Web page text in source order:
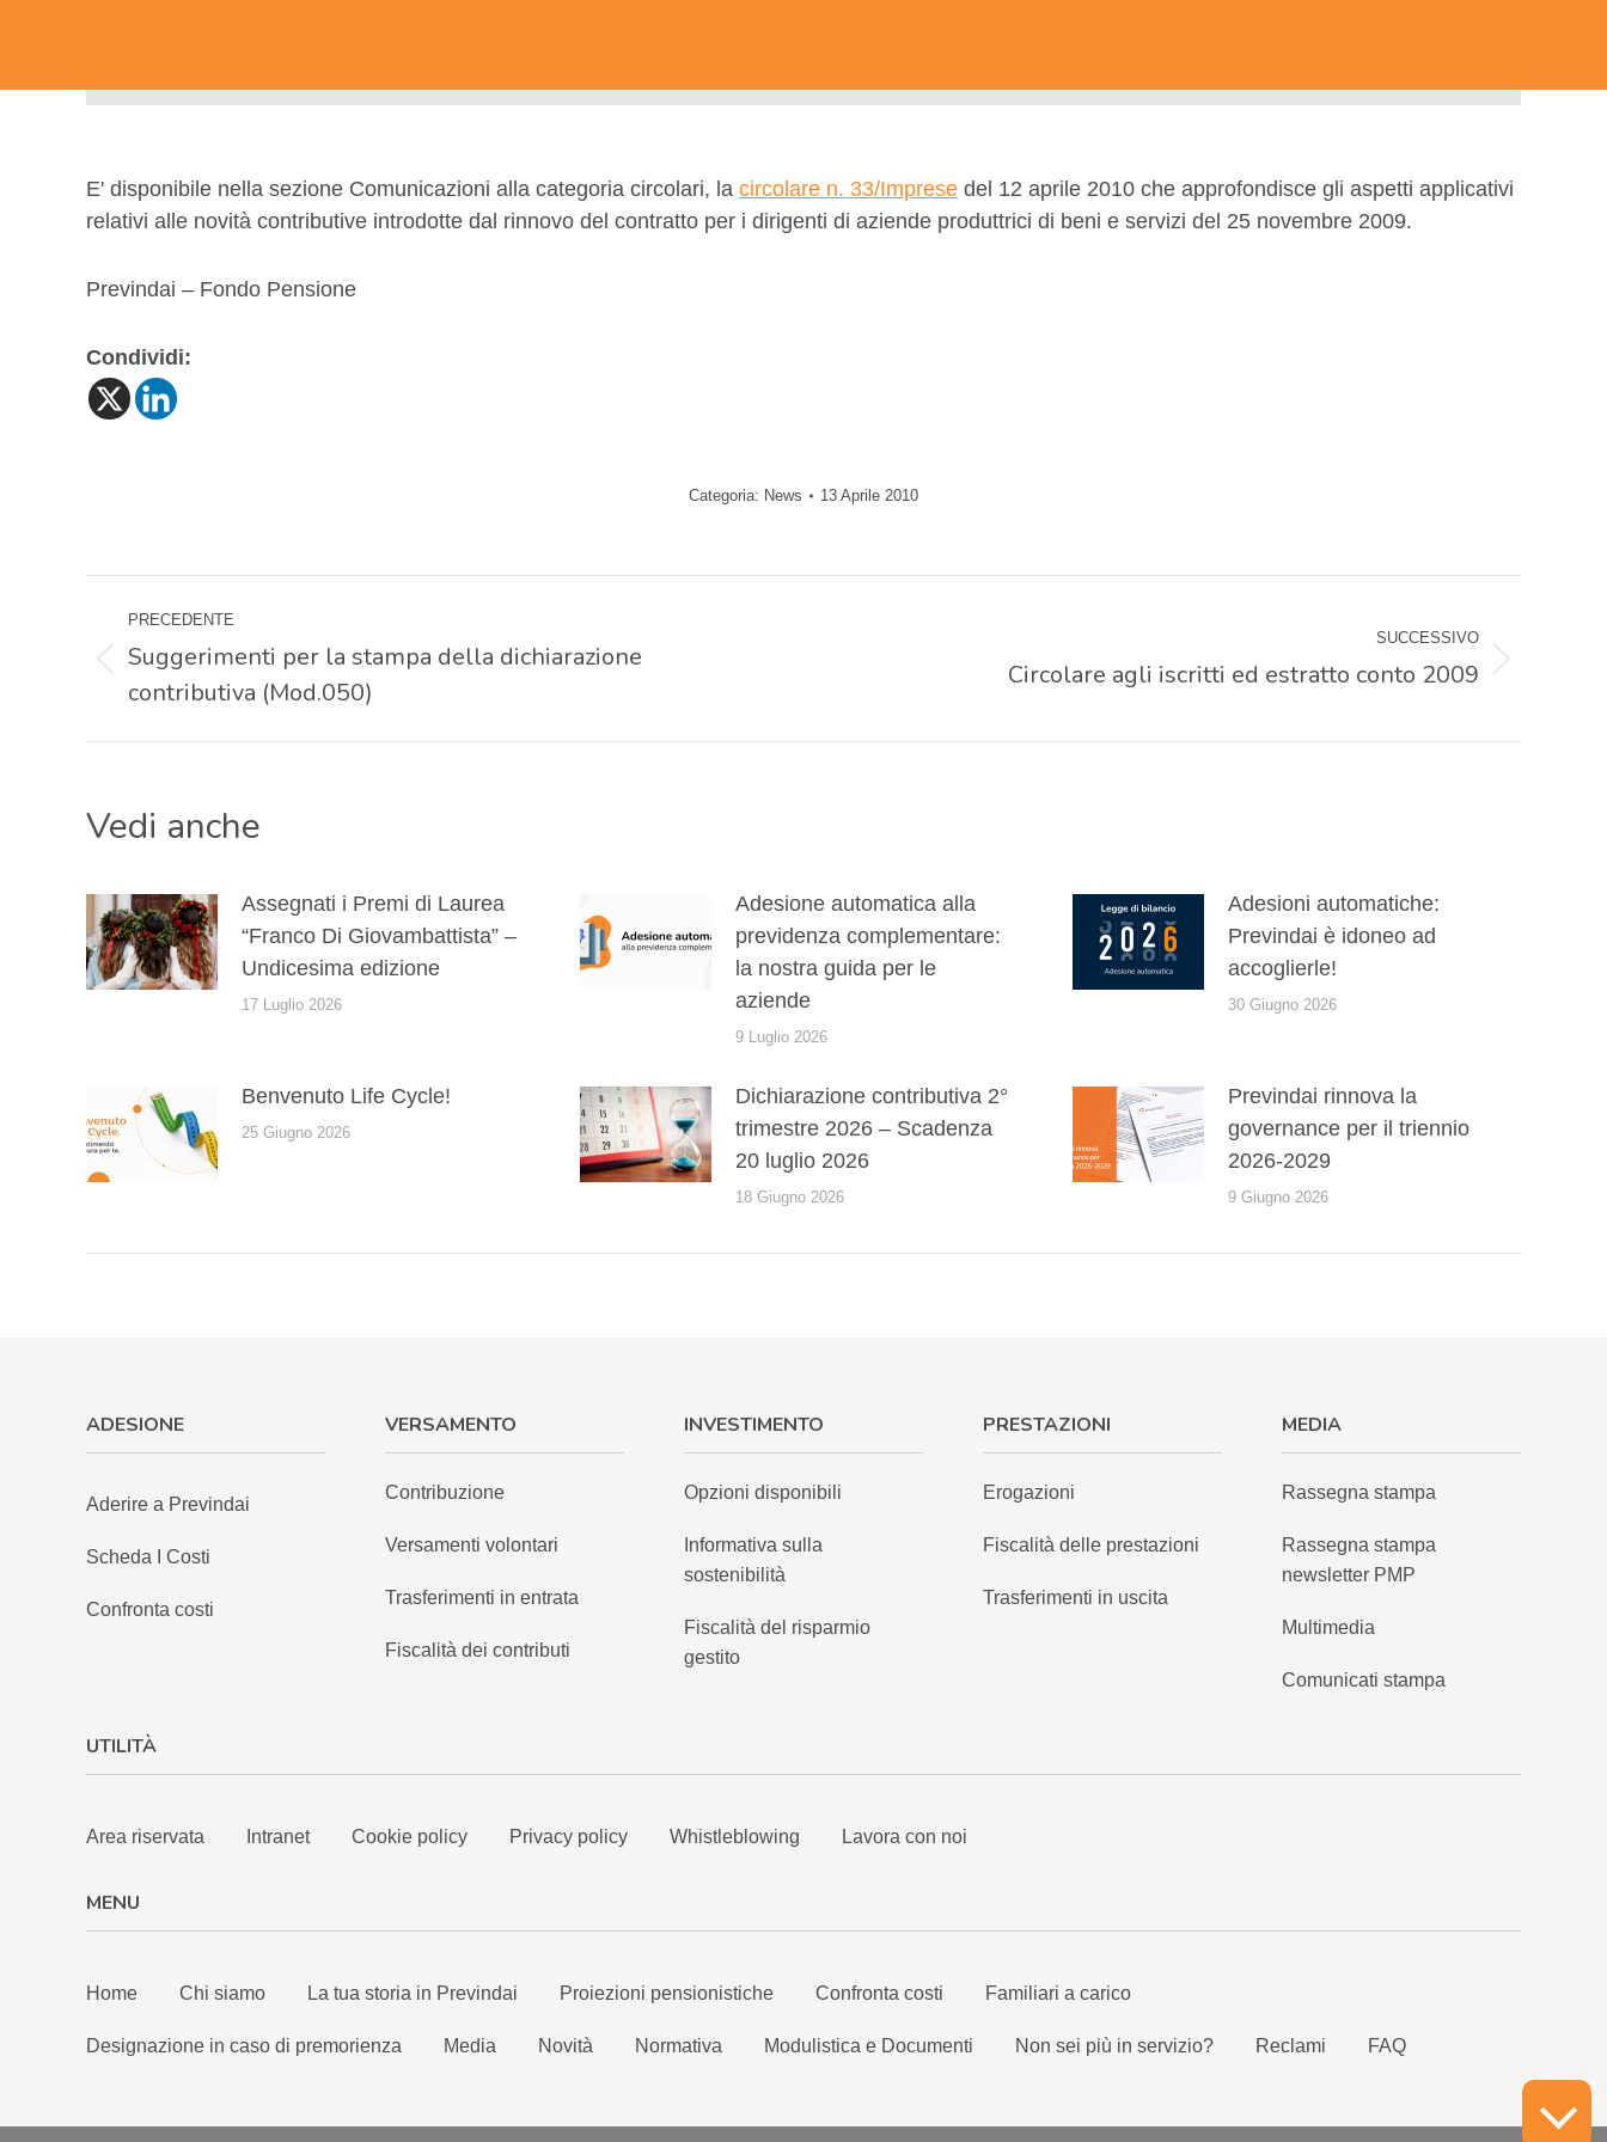
E' disponibile nella sezione Comunicazioni alla categoria circolari, la circolare n. 33/Imprese del 12 aprile 2010 che approfondisce gli aspetti applicativi
relativi alle novità contributive introdotte dal rinnovo del contratto per i dirigenti di aziende produttrici di beni e servizi del 25 novembre 2009.
Previndai – Fondo Pensione
Condividi:
Categoria: News 13 Aprile 2010
Naviga
tra
i
post
PRECEDENTE
Post
precedente:
Suggerimenti per la stampa della dichiarazione
contributiva (Mod.050)
SUCCESSIVO
Circolare agli iscritti ed estratto conto 2009
Vedi anche
Assegnati i Premi di Laurea
“Franco Di Giovambattista” –
Undicesima edizione
17 Luglio 2026
Adesione automatica alla
previdenza complementare:
la nostra guida per le
aziende
9 Luglio 2026
Adesioni automatiche:
Previndai è idoneo ad
accoglierle!
30 Giugno 2026
Benvenuto Life Cycle!
25 Giugno 2026
Dichiarazione contributiva 2°
trimestre 2026 – Scadenza
20 luglio 2026
18 Giugno 2026
Previndai rinnova la
governance per il triennio
2026-2029
9 Giugno 2026
ADESIONE
Aderire a Previndai
Scheda I Costi
Confronta costi
VERSAMENTO
Contribuzione
Versamenti volontari
Trasferimenti in entrata
Fiscalità dei contributi
INVESTIMENTO
Opzioni disponibili
Informativa sulla
sostenibilità
Fiscalità del risparmio
gestito
PRESTAZIONI
Erogazioni
Fiscalità delle prestazioni
Trasferimenti in uscita
MEDIA
Rassegna stampa
Rassegna stampa
newsletter PMP
Multimedia
Comunicati stampa
UTILITÀ
Area riservata Intranet Cookie policy Privacy policy Whistleblowing Lavora con noi
MENU
Home Chi siamo La tua storia in Previndai Proiezioni pensionistiche Confronta costi Familiari a carico
Designazione in caso di premorienza Media Novità Normativa Modulistica e Documenti Non sei più in servizio? Reclami FAQ